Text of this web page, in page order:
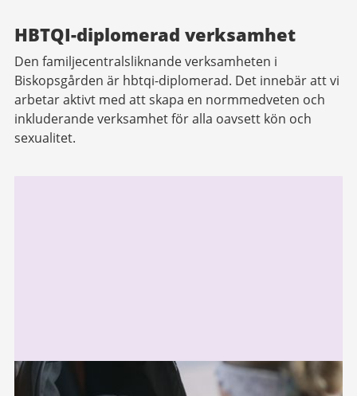
HBTQI-diplomerad verksamhet
Den familjecentralsliknande verksamheten i
Biskopsgården är hbtqi-diplomerad. Det innebär att vi
arbetar aktivt med att skapa en normmedveten och
inkluderande verksamhet för alla oavsett kön och
sexualitet.